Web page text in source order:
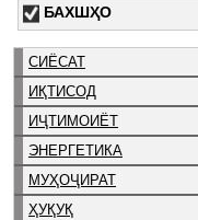
БАХШҲО
СИЁСАТ
ИҚТИСОД
ИҶТИМОИЁТ
ЭНЕРГЕТИКА
МУҲОҶИРАТ
ҲУҚУҚ